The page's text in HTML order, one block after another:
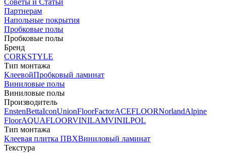
Советы и Статьи
Партнерам
Напольные покрытия
Пробковые полы
Пробковые полы
Бренд
CORKSTYLE
Тип монтажа
КлеевойПробковый ламинат
Виниловые полы
Виниловые полы
Производитель
EnstenBettaIconUnionFloorFactorACEFLOORNorlandAlpine
FloorAQUAFLOORVINILAMVINILPOL
Тип монтажа
Клеевая плитка ПВХВиниловый ламинат
Текстура